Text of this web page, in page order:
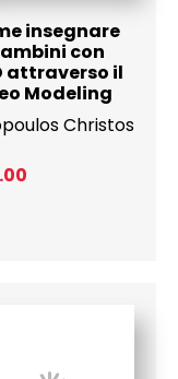
insegnare
con
attraverso il
Modeling
Christos